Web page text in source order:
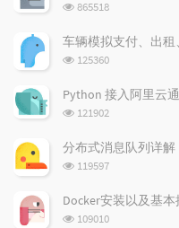
a
r
r
t
c
l
s
浏
次
数:
865518
车辆模拟支付、出
浏
次
125360
Python 接入阿里云
浏
次
数:
121902
分布式消息队列详解
浏
次
119597
Docker安装以及基本
浏
109010